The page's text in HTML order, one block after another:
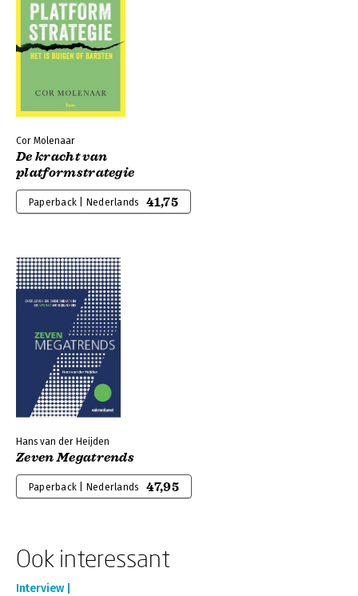
Cor Molenaar
De kracht van
platformstrategie
Paperback | Nederlands 41,75
Hans van der Heijden
Zeven Megatrends
Paperback | Nederlands 47,95
Ook interessant
Interview |